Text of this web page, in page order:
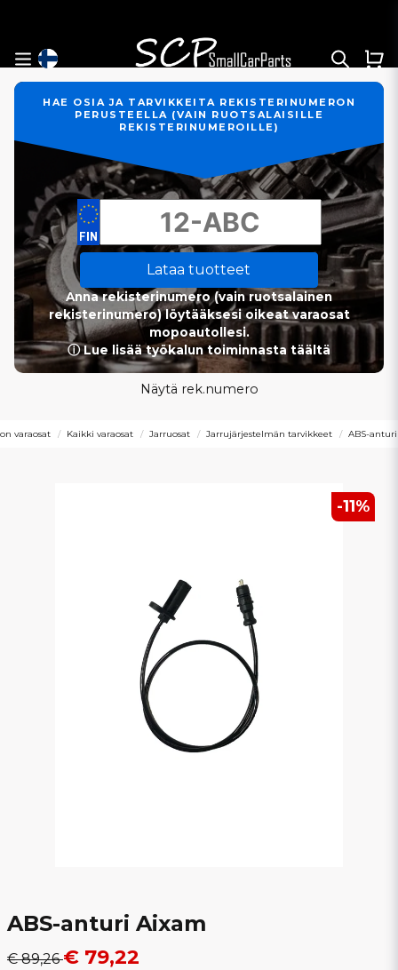
HAE OSIA JA TARVIKKEITA REKISTERINUMERON
PERUSTEELLA (VAIN RUOTSALAISILLE
REKISTERINUMEROILLE)
Lataa tuotteet
Anna rekisterinumero (vain ruotsalainen
rekisterinumero) löytääksesi oikeat varaosat
mopoautollesi.
ⓘ Lue lisää työkalun toiminnasta täältä
Näytä rek.numero
varaosat Kaikki varaosat Jarruosat Jarrujärjestelmän tarvikkeet ABS-
-11%
ABS-anturi Aixam
€ 89,26€ 79,22